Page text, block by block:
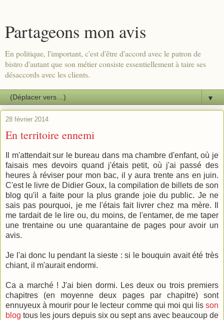
Partageons mon avis
En politique, l'important, c'est d'être d'accord avec le patron de
bistro d'autant que son métier consiste essentiellement à taire ses
désaccords avec les clients.
▼
28 février 2014
En territoire ennemi
Il m'attendait sur le bureau dans ma chambre d'enfant, où je
faisais mes devoirs quand j'étais petit, où j'ai passé des
heures à réviser pour mon bac, il y aura trente ans en juin.
C'est le livre de Didier Goux, la compilation de billets de son
blog qu'il a faite pour la plus grande joie du public. Je ne
sais pas pourquoi, je me l'étais fait livrer chez ma mère. Il
me tardait de le lire ou, du moins, de l'entamer, de me taper
une trentaine ou une quarantaine de pages pour avoir un
avis.
Je l'ai donc lu pendant la sieste : si le bouquin avait été très
chiant, il m'aurait endormi.
Ca a marché ! J'ai bien dormi. Les deux ou trois premiers
chapitres (en moyenne deux pages par chapitre) sont
ennuyeux à mourir pour le lecteur comme qui moi qui lis son
blog tous les jours depuis six ou sept ans avec beaucoup de